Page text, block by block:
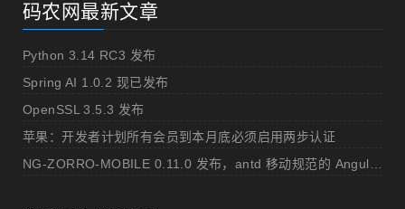
码农网最新文章
Python 3.14 RC3 发布
Spring AI 1.0.2 现已发布
OpenSSL 3.5.3 发布
苹果：开发者计划所有会员到本月底必须启用两步认证